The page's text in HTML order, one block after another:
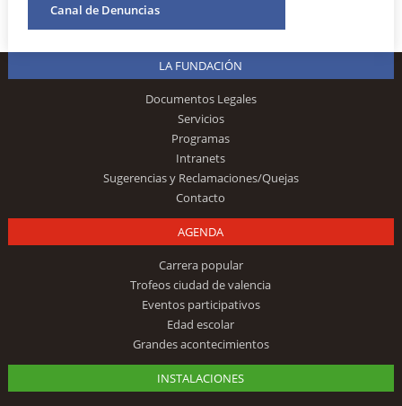
Canal de Denuncias
LA FUNDACIÓN
Documentos Legales
Servicios
Programas
Intranets
Sugerencias y Reclamaciones/Quejas
Contacto
AGENDA
Carrera popular
Trofeos ciudad de valencia
Eventos participativos
Edad escolar
Grandes acontecimientos
INSTALACIONES